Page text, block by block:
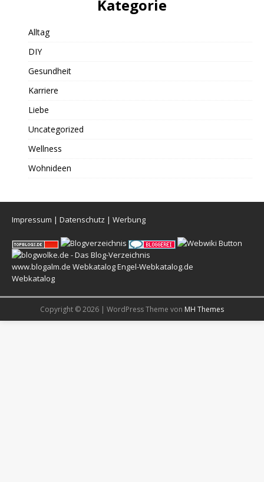
Kategorie
Alltag
DIY
Gesundheit
Karriere
Liebe
Uncategorized
Wellness
Wohnideen
Impressum | Datenschutz | Werbung
www.blogalm.de WebkatalogEngel-Webkatalog.de
Webkatalog
Copyright © 2026 | WordPress Theme von MH Themes